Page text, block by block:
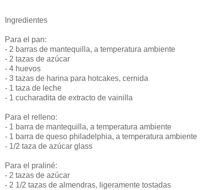
Ingredientes
Para el pan:
- 2 barras de mantequilla, a temperatura ambiente
- 2 tazas de azúcar
- 4 huevos
- 3 tazas de harina para hotcakes, cernida
- 1 taza de leche
- 1 cucharadita de extracto de vainilla
Para el relleno:
- 1 barra de mantequilla, a temperatura ambiente
- 1 barra de queso philadelphia, a temperatura ambiente
- 1/2 taza de azúcar glass
Para el praliné:
- 2 tazas de azúcar
- 2 1/2 tazas de almendras, ligeramente tostadas